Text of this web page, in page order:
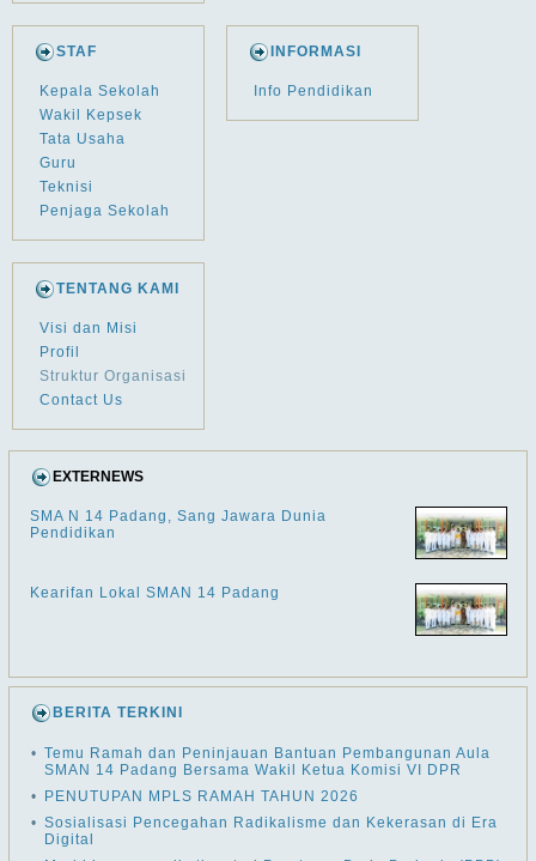
STAF
Kepala Sekolah
Wakil Kepsek
Tata Usaha
Guru
Teknisi
Penjaga Sekolah
INFORMASI
Info Pendidikan
TENTANG KAMI
Visi dan Misi
Profil
Struktur Organisasi
Contact Us
EXTERNEWS
SMA N 14 Padang, Sang Jawara Dunia
Pendidikan
Kearifan Lokal SMAN 14 Padang
BERITA TERKINI
• Temu Ramah dan Peninjauan Bantuan Pembangunan Aula
SMAN 14 Padang Bersama Wakil Ketua Komisi VI DPR
•
PENUTUPAN MPLS RAMAH TAHUN 2026
• Sosialisasi Pencegahan Radikalisme dan Kekerasan di Era
Digital